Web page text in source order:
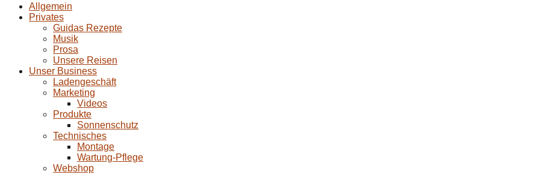
Allgemein
Privates
Guidas Rezepte
Musik
Prosa
Unsere Reisen
Unser Business
Ladengeschäft
Marketing
Videos
Produkte
Sonnenschutz
Technisches
Montage
Wartung-Pflege
Webshop